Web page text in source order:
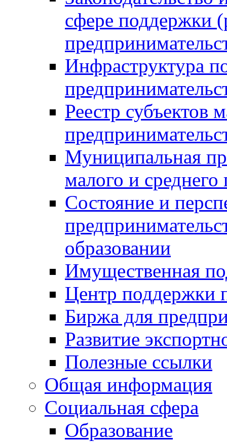
сфере поддержки
Инфраструктура
Реестр субъектов
Муниципальная
малого и среднего
Состояние и
образовании
Имущественная
Центр поддержки
Биржа для
Развитие
Полезные ссылки
Общая информация
Социальная сфера
Образование